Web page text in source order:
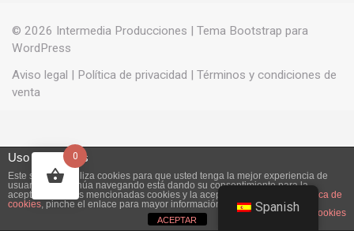
© 2026 Intermedia Producciones | Tema Bootstrap para
WordPress
Aviso legal | Política de privacidad | Términos y condiciones de
venta
Uso de cookies
Este sitio web utiliza cookies para que usted tenga la mejor experiencia de
usuario. Si continúa navegando está dando su consentimiento para la
aceptación de las mencionadas cookies y la aceptación de nuestra
política de
cookies, pinche el enlace para mayor información.
plugin cookies
ACEPTAR
Spanish
0